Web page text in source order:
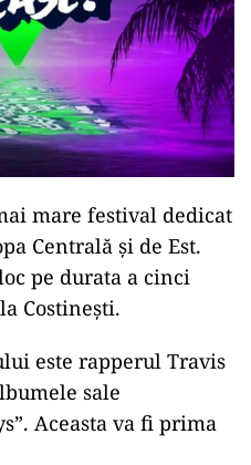
mare festival dedicat
Centrală și de Est.
pe durata a cinci
Costinești.
este rapperul Travis
sale
Aceasta va fi prima